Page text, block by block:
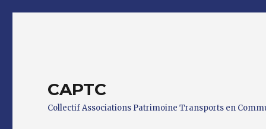
CAPTC
Collectif Associations Patrimoine Transports en